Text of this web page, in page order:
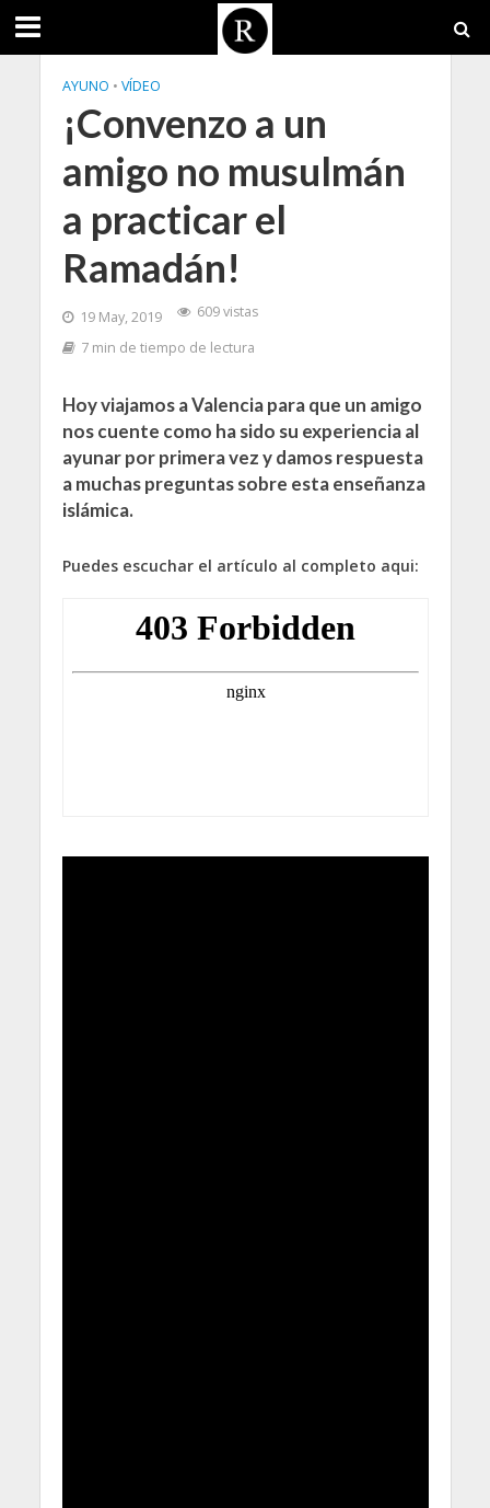
AYUNO • VÍDEO
¡Convenzo a un
amigo no musulmán
a practicar el
Ramadán!
19 May, 2019
609 vistas
7 min de tiempo de lectura
Hoy viajamos a Valencia para que un amigo
nos cuente como ha sido su experiencia al
ayunar por primera vez y damos respuesta
a muchas preguntas sobre esta enseñanza
islámica.
Puedes escuchar el artículo al completo aqui: